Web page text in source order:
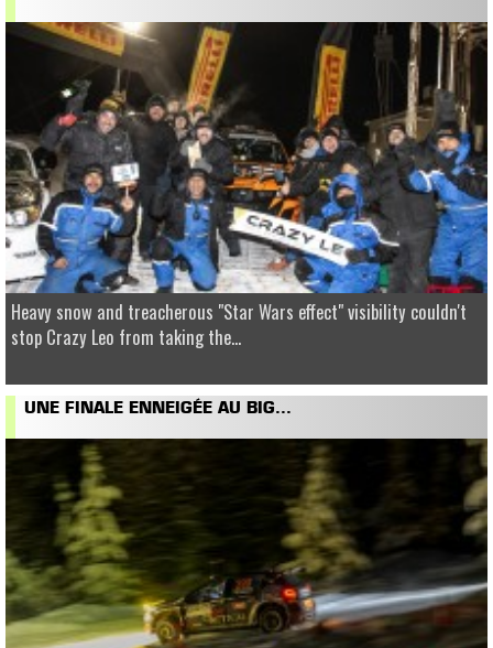
Heavy snow and treacherous "Star Wars effect" visibility couldn't
stop Crazy Leo from taking the...
UNE FINALE ENNEIGÉE AU BIG...